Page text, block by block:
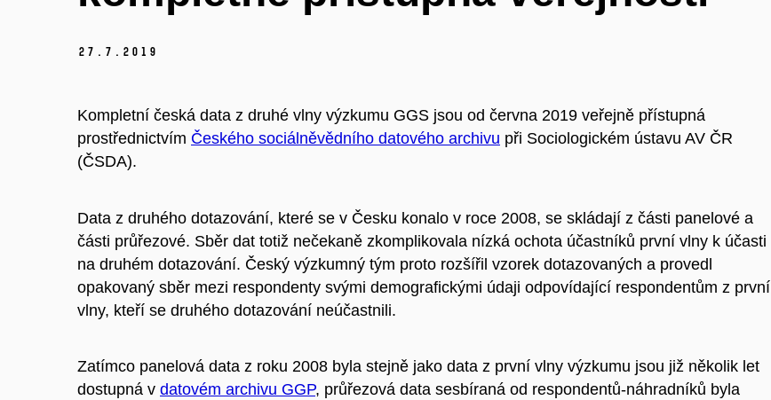
27. 7. 2019
Kompletní česká data z druhé vlny výzkumu GGS jsou od června 2019 veřejně přístupná
prostřednictvím Českého sociálněvědního datového archivu při Sociologickém ústavu AV ČR
(ČSDA).
Data z druhého dotazování, které se v Česku konalo v roce 2008, se skládají z části panelové a
části průřezové. Sběr dat totiž nečekaně zkomplikovala nízká ochota účastníků první vlny k účasti
na druhém dotazování. Český výzkumný tým proto rozšířil vzorek dotazovaných a provedl
opakovaný sběr mezi respondenty svými demografickými údaji odpovídající respondentům z první
vlny, kteří se druhého dotazování neúčastnili.
Zatímco panelová data z roku 2008 byla stejně jako data z první vlny výzkumu jsou již několik let
dostupná v datovém archivu GGP, průřezová data sesbíraná od respondentů-náhradníků byla